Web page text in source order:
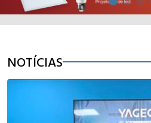
NOTÍCIAS